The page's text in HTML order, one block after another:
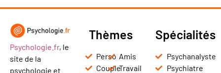
Psychologie.fr, le
site de la
psychologie et
Thèmes
Perso
Couple
Amis
Travail
Spécialités
Psychanalyste
Psychiatre